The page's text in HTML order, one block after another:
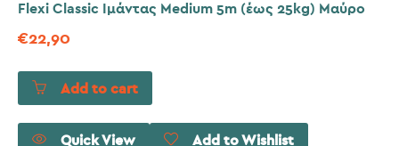
Flexi Classic Ιμάντας Medium 5m (έως 25kg) Μαύρο
€22,90
Add to cart
Quick View Add to Wishlist